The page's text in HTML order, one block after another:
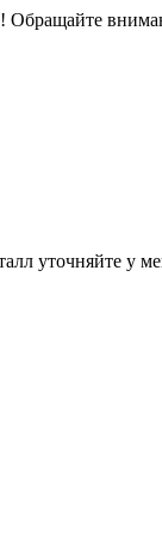
уточняйте у